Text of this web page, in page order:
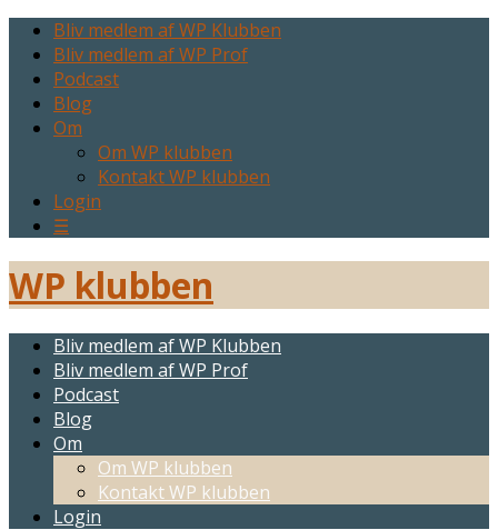
Bliv medlem af WP Klubben
Bliv medlem af WP Prof
Podcast
Blog
Om
Om WP klubben
Kontakt WP klubben
Login
☰
WP klubben
Bliv medlem af WP Klubben
Bliv medlem af WP Prof
Podcast
Blog
Om
Om WP klubben
Kontakt WP klubben
Login